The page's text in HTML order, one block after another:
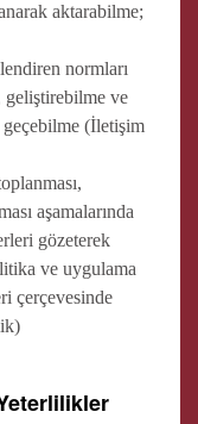
aktarabilme;
normları
geliştirebilme ve
(İletişim
aşamalarında
gözeterek
ve uygulama
çerçevesinde